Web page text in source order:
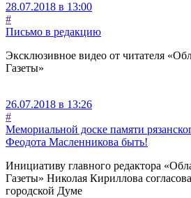
28.07.2018 в 13:00
#
Письмо в редакцию
Эксклюзивное видео от читателя
Газеты»
26.07.2018 в 13:26
#
Мемориальной доске памяти
Феодота Масленникова быть!
Инициативу главного редактора
Газеты» Николая Кириллова
городской Думе